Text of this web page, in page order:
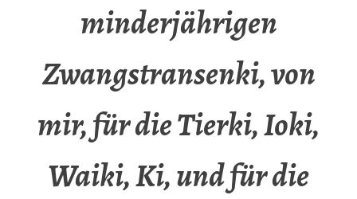
minderjährigen
Zwangstransenki, von
mir, für die Tierki, Ioki,
Waiki, Ki, und für die